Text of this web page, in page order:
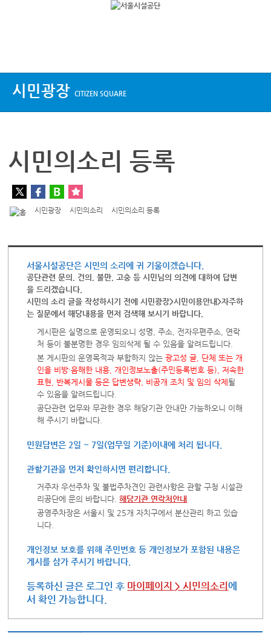
시민광장 CITIZEN SQUARE
시민의소리 등록
시민광장 시민의소리 시민의소리 등록
서울시설공단은 시민의 소리에 귀 기울이겠습니다.
공단관련 문의, 건의, 불만, 고충 등 시민님의 의견에 대하여 답변
을 드리겠습니다.
시민의 소리 글을 작성하시기 전에 시민광장>시민이용안내>자주하
는 질문에서 해당내용을 먼저 검색해 보시기 바랍니다.
게시판은 실명으로 운영되오니 성명, 주소, 전자우편주소, 연락
처 등이 불분명한 경우 임의삭제 될 수 있음을 알려드립니다.
본 게시판의 운영목적과 부합하지 않는광고성 글, 단체 또는 개
인을 비방·음해한 내용, 개인정보노출(주민등록번호 등), 저속한
표현, 반복게시물 등은 답변생략, 비공개 조치 및 임의 삭제될
수 있음을 알려드립니다.
공단관련 업무와 무관한 경우 해당기관 안내만 가능하오니 이해
해 주시기 바랍니다.
민원답변은 2일 ~ 7일(업무일 기준)이내에 처리 됩니다.
관할기관을 먼저 확인하시면 편리합니다.
거주자 우선주차 및 불법주차견인 관련사항은 관할 구청 시설관
리공단에 문의 바랍니다.해당기관 연락처안내
공영주차장은 서울시 및 25개 자치구에서 분산관리 하고 있습
니다.
개인정보 보호를 위해 주민번호 등 개인정보가 포함된 내용은
게시를 삼가 주시기 바랍니다.
등록하신 글은 로그인 후 마이페이지 > 시민의소리에
서 확인 가능합니다.